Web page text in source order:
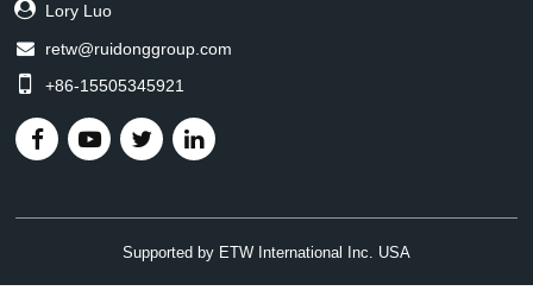
Lory Luo
retw@ruidonggroup.com
+86-15505345921
Supported by ETW International Inc. USA